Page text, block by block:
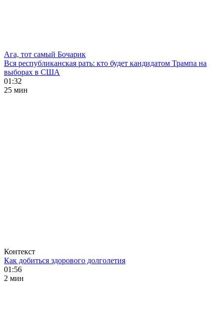
Ага, тот самый Бочарик
Вся республиканская рать: кто будет кандидатом Трампа на
выборах в США
01:32
25 мин
Контекст
Как добиться здорового долголетия
01:56
2 мин